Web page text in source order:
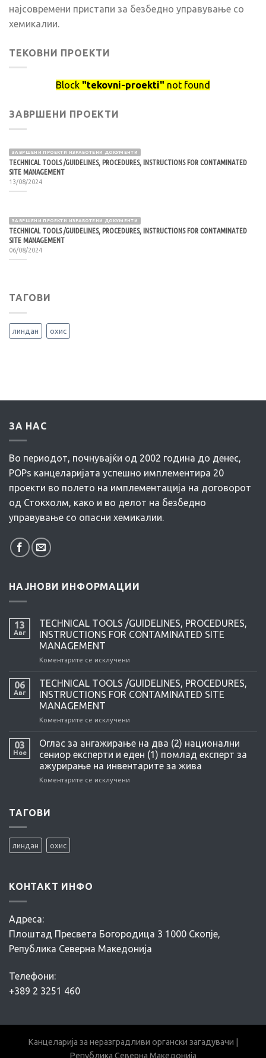
најсовремени пристапи за безбедно управување со
хемикалии.
ТЕКОВНИ ПРОЕКТИ
Block "tekovni-proekti" not found
ЗАВРШЕНИ ПРОЕКТИ
ЗАВРШЕНИ ПРОЕКТИ ИЗРАБОТЕНИ ДОКУМЕНТИ
TECHNICAL TOOLS /GUIDELINES, PROCEDURES, INSTRUCTIONS FOR CONTAMINATED
SITE MANAGEMENT
13/08/2024
ЗАВРШЕНИ ПРОЕКТИ ИЗРАБОТЕНИ ДОКУМЕНТИ
TECHNICAL TOOLS /GUIDELINES, PROCEDURES, INSTRUCTIONS FOR CONTAMINATED
SITE MANAGEMENT
06/08/2024
ТАГОВИ
линдан охис
ЗА НАС
Во периодот, почнувајќи од 2002 година до денес,
POPs канцеларијата успешно имплементира 20
проекти во полето на имплементација на договорот
од Стокхолм, како и во делот на безбедно
управување со опасни хемикалии.
НАЈНОВИ ИНФОРМАЦИИ
13
Авг
TECHNICAL TOOLS /GUIDELINES, PROCEDURES,
INSTRUCTIONS FOR CONTAMINATED SITE
MANAGEMENT
Коментарите се исклучени
TOOLS
/GUIDELINES,
PROCEDURES,
SITE
MANAGEMENT
06
Авг
TECHNICAL TOOLS /GUIDELINES, PROCEDURES,
INSTRUCTIONS FOR CONTAMINATED SITE
MANAGEMENT
Коментарите се исклучени
TOOLS
/GUIDELINES,
PROCEDURES,
INSTRUCTIONS
03
Ное
Оглас за ангажирање на два (2) национални
сениор експерти и еден (1) помлад експерт за
ажурирање на инвентарите за жива
Коментарите се исклучени
за
ажурирање
на
ТАГОВИ
линдан охис
КОНТАКТ ИНФО
Адреса:
Плоштад Пресвета Богородица 3 1000 Скопје,
Република Северна Македонија
Телефони:
+389 2 3251 460
Канцеларија за неразградливи органски загадувачи |
Република Северна Македонија